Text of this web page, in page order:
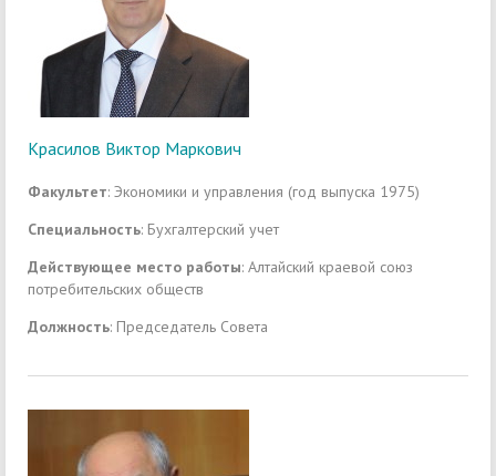
Красилов Виктор Маркович
Факультет: Экономики и управления (год выпуска 1975)
Специальность: Бухгалтерский учет
Действующее место работы: Алтайский краевой союз
потребительских обществ
Должность: Председатель Совета